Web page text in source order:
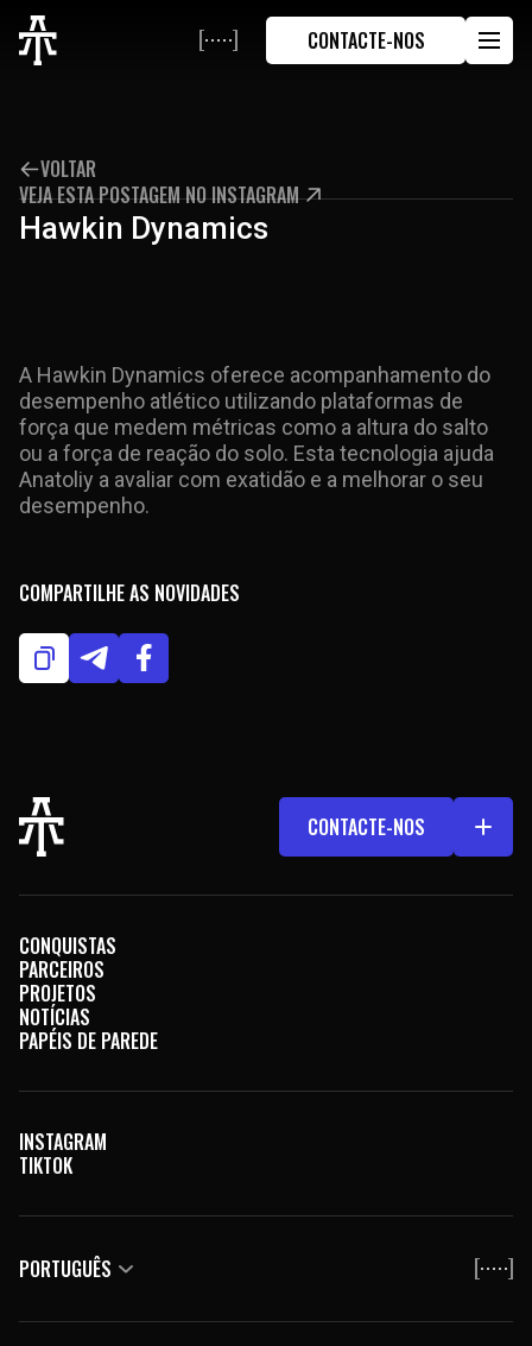
CONTACTE-NOS
VOLTAR
VEJA ESTA POSTAGEM NO INSTAGRAM
Hawkin Dynamics
A Hawkin Dynamics oferece acompanhamento do
desempenho atlético utilizando plataformas de
força que medem métricas como a altura do salto
ou a força de reação do solo. Esta tecnologia ajuda
Anatoliy a avaliar com exatidão e a melhorar o seu
desempenho.
COMPARTILHE AS NOVIDADES
CONTACTE-NOS
CONQUISTAS
PARCEIROS
PROJETOS
NOTÍCIAS
PAPÉIS DE PAREDE
INSTAGRAM
TIKTOK
PORTUGUÊS